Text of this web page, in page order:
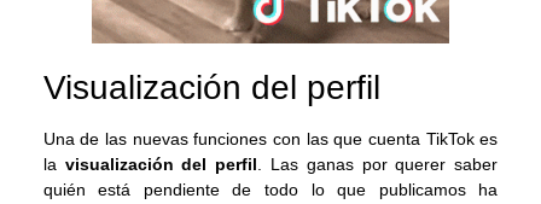
Visualización del perfil
Una de las nuevas funciones con las que cuenta TikTok es
la visualización del perfil. Las ganas por querer saber
quién está pendiente de todo lo que publicamos ha